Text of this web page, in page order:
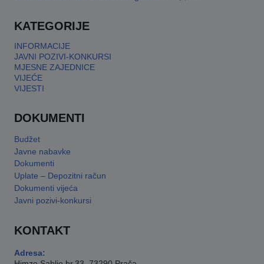
KATEGORIJE
INFORMACIJE
JAVNI POZIVI-KONKURSI
MJESNE ZAJEDNICE
VIJEĆE
VIJESTI
DOKUMENTI
Budžet
Javne nabavke
Dokumenti
Uplate – Depozitni račun
Dokumenti vijeća
Javni pozivi-konkursi
KONTAKT
Adresa: